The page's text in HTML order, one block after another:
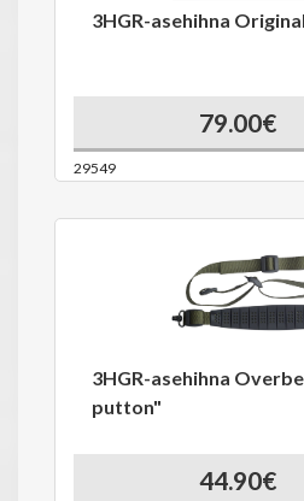
3HGR-asehihna Original
79.00€
29549
3HGR-asehihna
putton"
44.90€